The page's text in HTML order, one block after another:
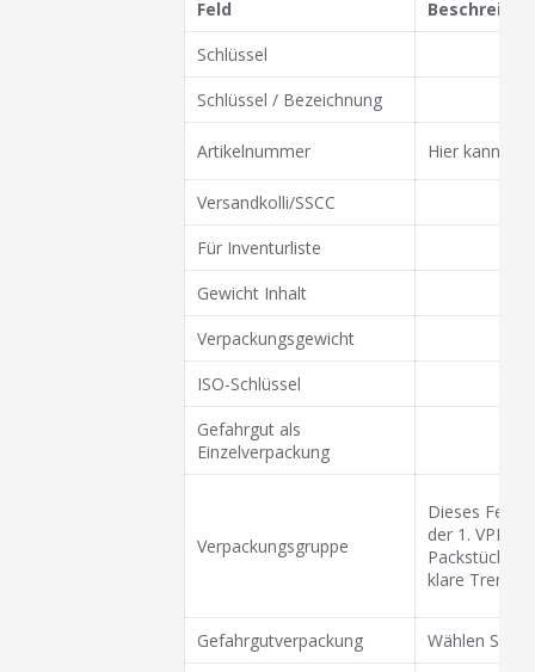
Feld
Schlüssel
Schlüssel / Bezeichnung
Artikelnummer Hier kann
Versandkolli/SSCC
Für Inventurliste
Gewicht Inhalt
Verpackungsgewicht
ISO-Schlüssel
Gefahrgut als
Einzelverpackung
Verpackungsgruppe
Dieses Feld
der 1. VPE,
Packstück
klare
Gefahrgutverpackung
Wählen Sie